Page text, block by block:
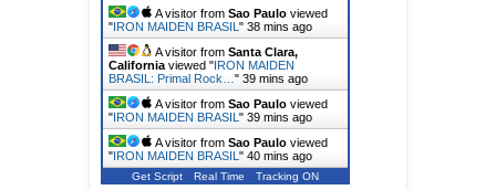
A visitor from Sao Paulo viewed
"IRON MAIDEN BRASIL " 38 mins ago
A visitor from Santa Clara,
California viewed "IRON MAIDEN
BRASIL: Primal Rock… " 39 mins ago
A visitor from Sao Paulo viewed
"IRON MAIDEN BRASIL " 39 mins ago
A visitor from Sao Paulo viewed
"IRON MAIDEN BRASIL " 40 mins ago
Get Script Real Time Tracking ON